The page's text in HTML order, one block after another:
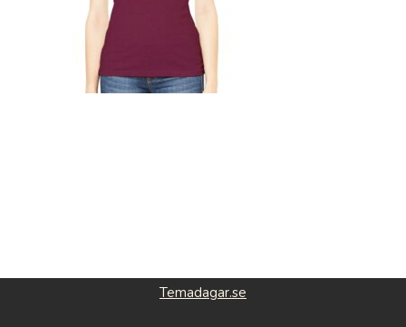
Temadagar.se